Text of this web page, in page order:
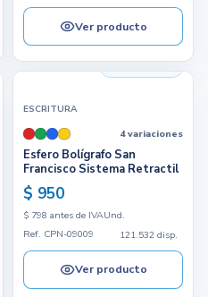
Ver producto
ESCRITURA
4 variaciones
Esfero Bolígrafo San
Francisco Sistema Retractil
$ 950
$ 798 antes de IVAUnd.
Ref. CPN-09009
121.532 disp.
Ver producto